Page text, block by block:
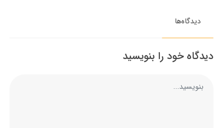
دیدگاه‌ها
دیدگاه خود را بنویسید